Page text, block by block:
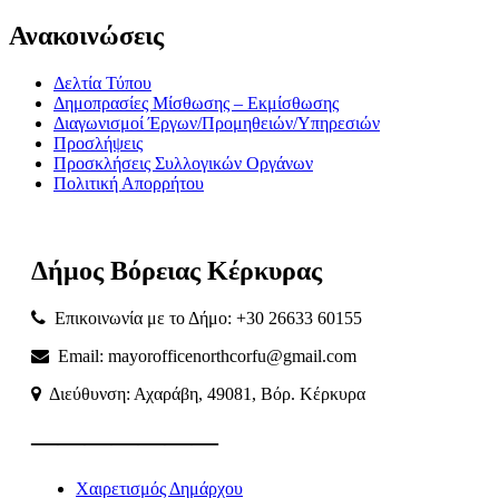
Ανακοινώσεις
Δελτία Τύπου
Δημοπρασίες Μίσθωσης – Εκμίσθωσης
Διαγωνισμοί Έργων/Προμηθειών/Υπηρεσιών
Προσλήψεις
Προσκλήσεις Συλλογικών Οργάνων
Πολιτική Απορρήτου
Δήμος Βόρειας Κέρκυρας
Επικοινωνία με το Δήμο: +30 26633 60155
Email: mayorofficenorthcorfu@gmail.com
Διεύθυνση: Αχαράβη, 49081, Βόρ. Κέρκυρα
———————
Χαιρετισμός Δημάρχου